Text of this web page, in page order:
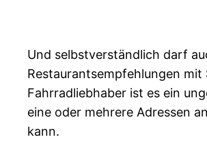
Und selbstverständlich darf
Restaurantsempfehlungen
Fahrradliebhaber ist es ein
eine oder mehrere Adressen
kann.